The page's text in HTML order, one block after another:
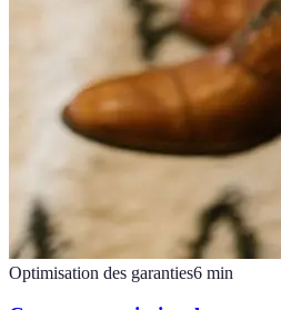
Optimisation des garanties6 min